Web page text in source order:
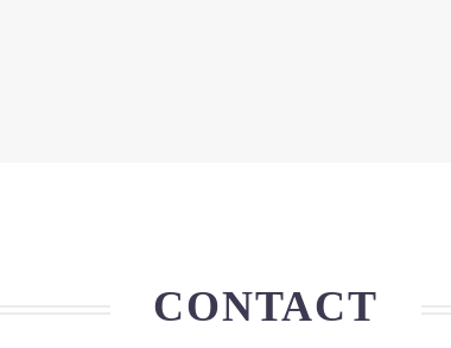
CONTACT